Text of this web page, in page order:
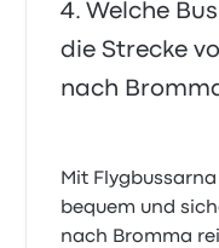
Welche
die Strecke
nach
Mit
bequem und
nach Bromma